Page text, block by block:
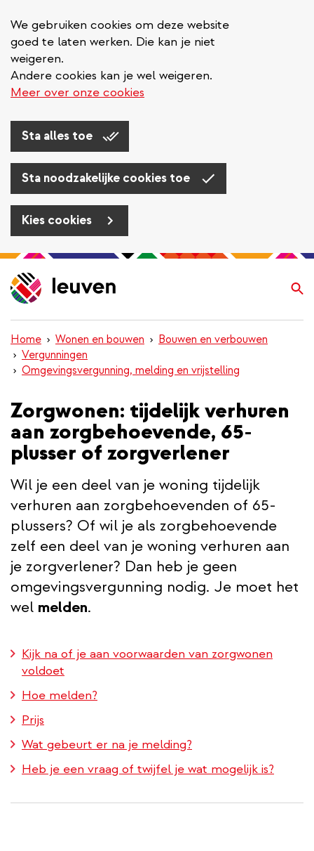
We gebruiken cookies om deze website
goed te laten werken. Die kan je niet
weigeren.
Andere cookies kan je wel weigeren.
Meer over onze cookies
Sta alles toe
Sta noodzakelijke cookies toe
Kies cookies
Overslaan
en
naar
inhoud
gaan
Home Wonen en bouwen
Bouwen en verbouwen
Vergunningen
Omgevingsvergunning, melding en vrijstelling
Zorgwonen: tijdelijk verhuren
aan zorgbehoevende, 65-
plusser of zorgverlener
Wil je een deel van je woning tijdelijk
verhuren aan zorgbehoevenden of 65-
plussers? Of wil je als zorgbehoevende
zelf een deel van je woning verhuren aan
je zorgverlener? Dan heb je geen
omgevingsvergunning nodig. Je moet het
wel melden.
Kijk na of je aan voorwaarden van zorgwonen
voldoet
Hoe melden?
Prijs
Wat gebeurt er na je melding?
Heb je een vraag of twijfel je wat mogelijk is?